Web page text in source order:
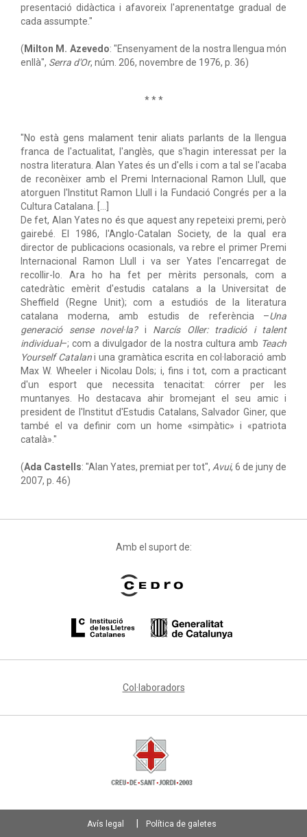
presentació didàctica i afavoreix l'aprenentatge gradual de
cada assumpte."
( Milton M. Azevedo: "Ensenyament de la nostra llengua món
enllà", Serra d'Or, núm. 206, novembre de 1976, p. 36)
* * *
"No està gens malament tenir aliats parlants de la llengua
franca de l'actualitat, l'anglès, que s'hagin interessat per la
nostra literatura. Alan Yates és un d'ells i com a tal se l'acaba
de reconèixer amb el Premi Internacional Ramon Llull, que
atorguen l'Institut Ramon Llull i la Fundació Congrés per a la
Cultura Catalana. [...]
De fet, Alan Yates no és que aquest any repeteixi premi, però
gairebé. El 1986, l'Anglo-Catalan Society, de la qual era
director de publicacions ocasionals, va rebre el primer Premi
Internacional Ramon Llull i va ser Yates l'encarregat de
recollir-lo. Ara ho ha fet per mèrits personals, com a
catedràtic emèrit d'estudis catalans a la Universitat de
Sheffield (Regne Unit); com a estudiós de la literatura
catalana moderna, amb estudis de referència –Una
generació sense novel·la?i Narcís Oller: tradició i talent
individual–; com a divulgador de la nostra cultura amb Teach
Yourself Catalani una gramàtica escrita en col·laboració amb
Max W. Wheeler i Nicolau Dols; i, fins i tot, com a practicant
d'un esport que necessita tenacitat: córrer per les
muntanyes. Ho destacava ahir bromejant el seu amic i
president de l'Institut d'Estudis Catalans, Salvador Giner, que
també el va definir com un home «simpàtic» i «patriota
català»."
(Ada Castells: "Alan Yates, premiat per tot", Avui, 6 de juny de
2007, p. 46)
Amb el suport de:
Col·laboradors
Avís legal Política de galetes